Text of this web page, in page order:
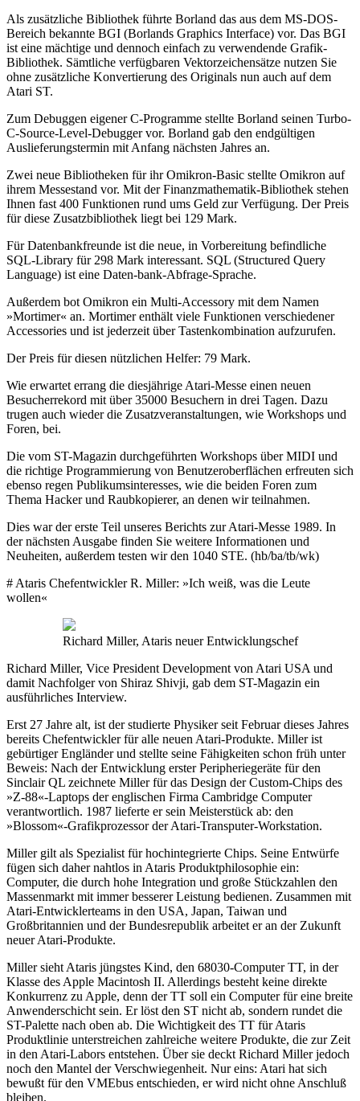
Als zusätzliche Bibliothek führte Borland das aus dem MS-DOS-
Bereich bekannte BGI (Borlands Graphics Interface) vor. Das BGI
ist eine mächtige und dennoch einfach zu verwendende Grafik-
Bibliothek. Sämtliche verfügbaren Vektorzeichensätze nutzen Sie
ohne zusätzliche Konvertierung des Originals nun auch auf dem
Atari ST.
Zum Debuggen eigener C-Programme stellte Borland seinen Turbo-
C-Source-Level-Debugger vor. Borland gab den endgültigen
Auslieferungstermin mit Anfang nächsten Jahres an.
Zwei neue Bibliotheken für ihr Omikron-Basic stellte Omikron auf
ihrem Messestand vor. Mit der Finanzmathematik-Bibliothek stehen
Ihnen fast 400 Funktionen rund ums Geld zur Verfügung. Der Preis
für diese Zusatzbibliothek liegt bei 129 Mark.
Für Datenbankfreunde ist die neue, in Vorbereitung befindliche
SQL-Library für 298 Mark interessant. SQL (Structured Query
Language) ist eine Daten-bank-Abfrage-Sprache.
Außerdem bot Omikron ein Multi-Accessory mit dem Namen
»Mortimer« an. Mortimer enthält viele Funktionen verschiedener
Accessories und ist jederzeit über Tastenkombination aufzurufen.
Der Preis für diesen nützlichen Helfer: 79 Mark.
Wie erwartet errang die diesjährige Atari-Messe einen neuen
Besucherrekord mit über 35000 Besuchern in drei Tagen. Dazu
trugen auch wieder die Zusatzveranstaltungen, wie Workshops und
Foren, bei.
Die vom ST-Magazin durchgeführten Workshops über MIDI und
die richtige Programmierung von Benutzeroberflächen erfreuten sich
ebenso regen Publikumsinteresses, wie die beiden Foren zum
Thema Hacker und Raubkopierer, an denen wir teilnahmen.
Dies war der erste Teil unseres Berichts zur Atari-Messe 1989. In
der nächsten Ausgabe finden Sie weitere Informationen und
Neuheiten, außerdem testen wir den 1040 STE. (hb/ba/tb/wk)
# Ataris Chefentwickler R. Miller: »Ich weiß, was die Leute
wollen«
Richard Miller, Ataris neuer Entwicklungschef
Richard Miller, Vice President Development von Atari USA und
damit Nachfolger von Shiraz Shivji, gab dem ST-Magazin ein
ausführliches Interview.
Erst 27 Jahre alt, ist der studierte Physiker seit Februar dieses Jahres
bereits Chefentwickler für alle neuen Atari-Produkte. Miller ist
gebürtiger Engländer und stellte seine Fähigkeiten schon früh unter
Beweis: Nach der Entwicklung erster Peripheriegeräte für den
Sinclair QL zeichnete Miller für das Design der Custom-Chips des
»Z-88«-Laptops der englischen Firma Cambridge Computer
verantwortlich. 1987 lieferte er sein Meisterstück ab: den
»Blossom«-Grafikprozessor der Atari-Transputer-Workstation.
Miller gilt als Spezialist für hochintegrierte Chips. Seine Entwürfe
fügen sich daher nahtlos in Ataris Produktphilosophie ein:
Computer, die durch hohe Integration und große Stückzahlen den
Massenmarkt mit immer besserer Leistung bedienen. Zusammen mit
Atari-Entwicklerteams in den USA, Japan, Taiwan und
Großbritannien und der Bundesrepublik arbeitet er an der Zukunft
neuer Atari-Produkte.
Miller sieht Ataris jüngstes Kind, den 68030-Computer TT, in der
Klasse des Apple Macintosh II. Allerdings besteht keine direkte
Konkurrenz zu Apple, denn der TT soll ein Computer für eine breite
Anwenderschicht sein. Er löst den ST nicht ab, sondern rundet die
ST-Palette nach oben ab. Die Wichtigkeit des TT für Ataris
Produktlinie unterstreichen zahlreiche weitere Produkte, die zur Zeit
in den Atari-Labors entstehen. Über sie deckt Richard Miller jedoch
noch den Mantel der Verschwiegenheit. Nur eins: Atari hat sich
bewußt für den VMEbus entschieden, er wird nicht ohne Anschluß
bleiben.